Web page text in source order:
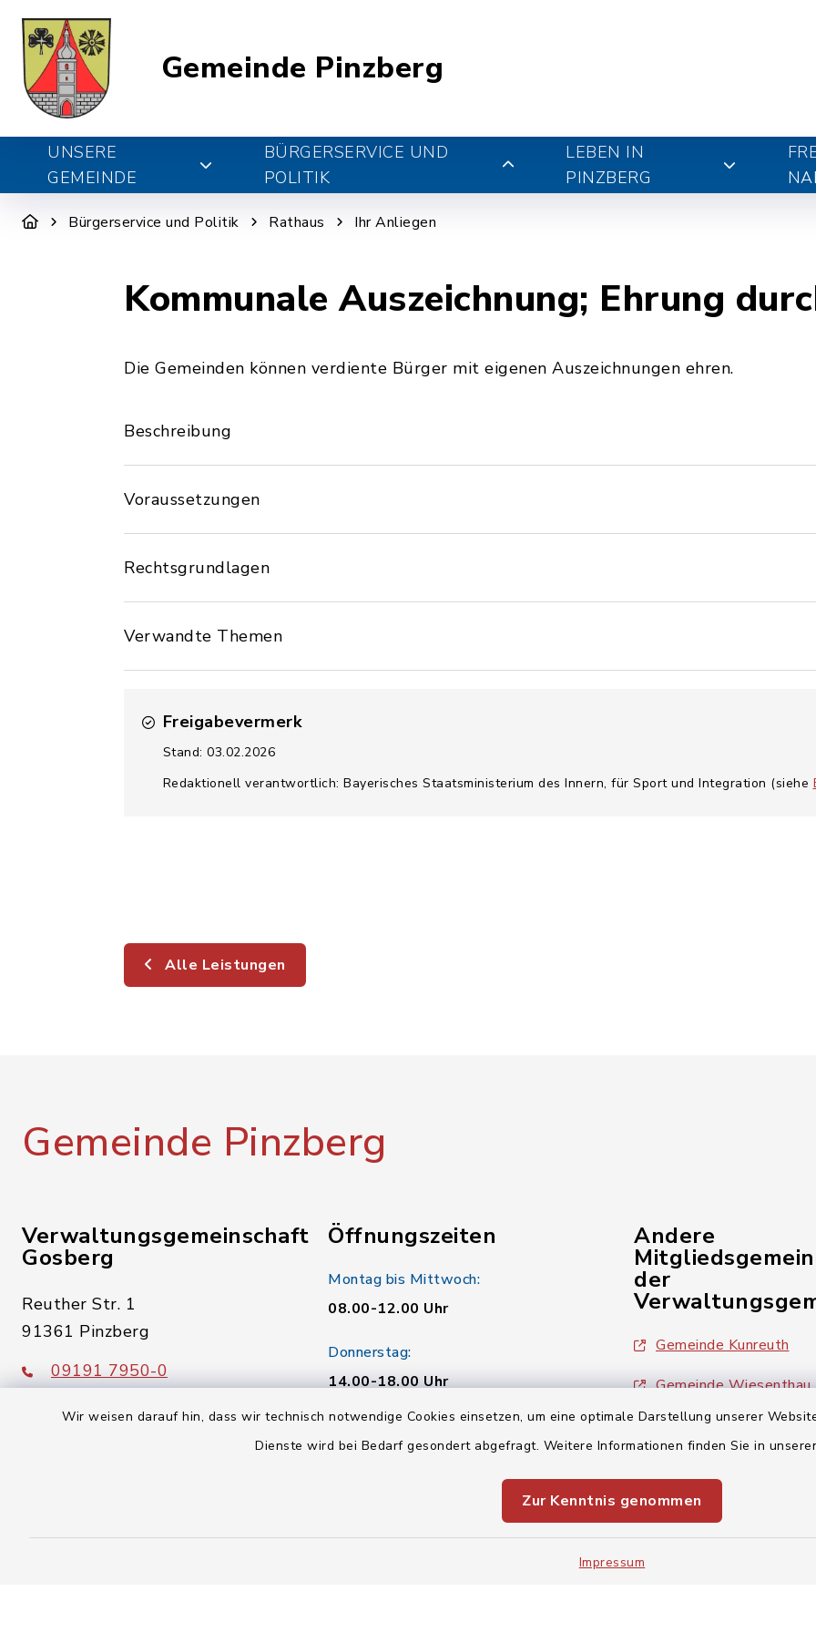
Wir weisen darauf hin, dass wir technisch notwendige Cookies einsetzen, um eine optimale Darstellung unserer
Dienste wird bei Bedarf gesondert abgefragt. Weitere Informationen finden Sie in
Zur Kenntnis genommen
Impressum
Gemeinde Pinzberg
UNSERE
GEMEINDE
BÜRGERSERVICE UND
POLITIK
LEBEN IN
PINZBERG
Bürgerservice und Politik Rathaus Ihr Anliegen
Kommunale Auszeichnung; Ehrung
Die Gemeinden können verdiente Bürger mit eigenen Auszeichnungen ehren.
Beschreibung
Voraussetzungen
Rechtsgrundlagen
Verwandte Themen
Freigabevermerk
Stand: 03.02.2026
Redaktionell verantwortlich: Bayerisches Staatsministerium des Innern, für Sport und Integration (siehe
Alle Leistungen
Gemeinde Pinzberg
Verwaltungsgemeinschaft
Gosberg
Reuther Str. 1
91361 Pinzberg
09191 7950-0
poststelle@vg-gosberg.de
Öffnungszeiten
Montag bis Mittwoch:
08.00-12.00 Uhr
Donnerstag:
14.00-18.00 Uhr
Freitag:
08.00-12.00 Uhr
Andere
der
Gemeinde Kunreuth
Gemeinde Wiesenthau